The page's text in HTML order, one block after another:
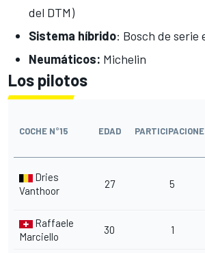
del DTM)
Sistema híbrido: Bosch de serie
Neumáticos: Michelin
Los pilotos
COCHE N°15 EDAD
Dries
Vanthoor
27 5
Raffaele
Marciello
30 1